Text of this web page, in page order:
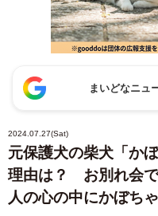
まいどなニュ
2024.07.27(Sat)
元保護犬の柴犬「か
理由は？ お別れ会
人の心の中にかぼち